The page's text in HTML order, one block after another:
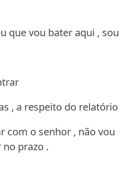
que vou bater aqui ,
, a respeito do relatório
com o senhor , não vou
prazo .